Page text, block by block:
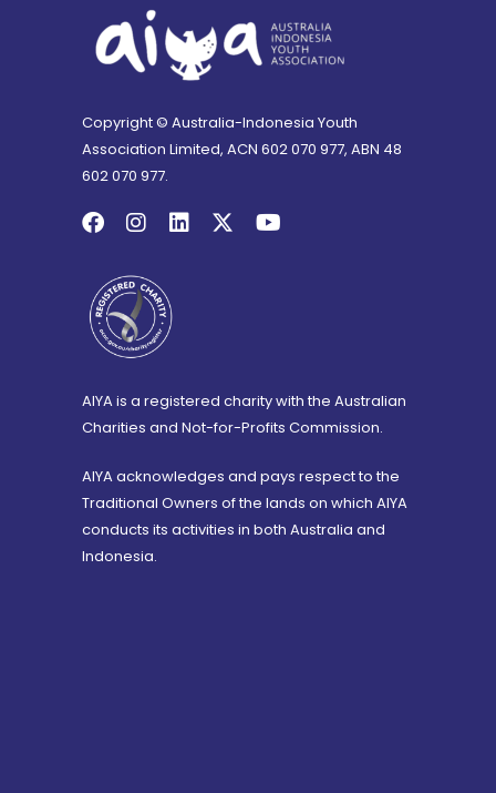
Copyright © Australia-Indonesia Youth
Association Limited, ACN 602 070 977, ABN 48
602 070 977.
AIYA is a registered charity with the Australian
Charities and Not-for-Profits Commission.
AIYA acknowledges and pays respect to the
Traditional Owners of the lands on which AIYA
conducts its activities in both Australia and
Indonesia.